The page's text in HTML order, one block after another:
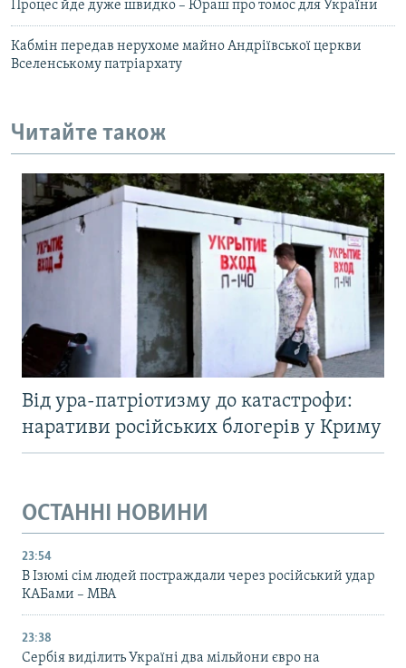
Процес йде дуже швидко – Юраш про томос для України
Кабмін передав нерухоме майно Андріївської церкви
Вселенському патріархату
Читайте також
Від ура-патріотизму до катастрофи:
наративи російських блогерів у Криму
ОСТАННІ НОВИНИ
23:54
В Ізюмі сім людей постраждали через російський удар
КАБами – МВА
23:38
Сербія виділить Україні два мільйони євро на